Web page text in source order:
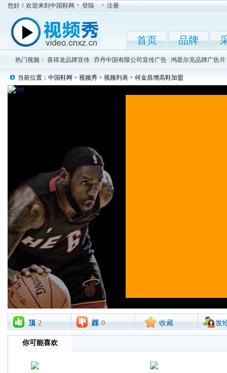
您好！欢迎来到中国鞋网 登陆 注册
首页 品牌
热门视频： 喜得龙品牌宣传 乔丹中国有限公司宣传广告 鸿星尔克品牌广告片
当前位置： 中国鞋网 > 视频秀 > 视频列表 > 何金昌增高鞋加盟
顶 2 踩 0 收藏 发
你可能喜欢